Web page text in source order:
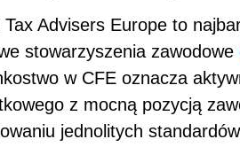
Tax Advisers Europe to
stowarzyszenia zawodowe
w CFE oznacza
z mocną pozycją
jednolitych